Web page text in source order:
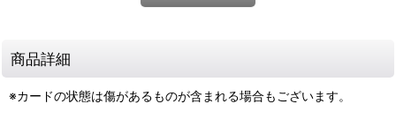
商品詳細
※カードの状態は傷があるものが含まれる場合もございます。